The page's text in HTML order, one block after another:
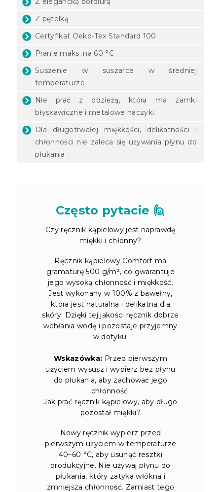
Z pętelką
Certyfikat Oeko-Tex Standard 100
Pranie maks. na 60 °C
Suszenie w suszarce w średniej
temperaturze
Nie prać z odzieżą, która ma zamki
błyskawiczne i metalowe haczyki
Dla długotrwałej miękkości, delikatności i
chłonności nie zaleca się używania płynu do
płukania
Często pytacie 🙋
Czy ręcznik kąpielowy jest naprawdę
miękki i chłonny?
Ręcznik kąpielowy Comfort ma
gramaturę 500 g/m², co gwarantuje
jego wysoką chłonność i miękkość.
Jest wykonany w 100% z bawełny,
która jest naturalna i delikatna dla
skóry. Dzięki tej jakości ręcznik dobrze
wchłania wodę i pozostaje przyjemny
w dotyku.
Wskazówka: Przed pierwszym
użyciem wysusz i wypierz bez płynu
do płukania, aby zachować jego
chłonność.
Jak prać ręcznik kąpielowy, aby długo
pozostał miękki?
Nowy ręcznik wypierz przed
pierwszym użyciem w temperaturze
40–60 °C, aby usunąć resztki
produkcyjne. Nie używaj płynu do
płukania, który zatyka włókna i
zmniejsza chłonność. Zamiast tego